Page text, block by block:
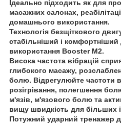
Ідеально підходить як для
масажних салонах,
домашнього використання.
Технологія безщіткового
стабільніший і комфортніший
використання Booster M2.
Висока частота вібрацій
глибокого масажу,
болю. Відрегулюйте частоти
розігрівання, полегшення
м'язів, м'язового болю та
вищу швидкість для більших
Потужний ударний тренажер